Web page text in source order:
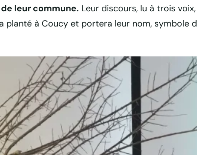
leur commune. Leur discours, lu à trois
planté à Coucy et portera leur nom, symbole